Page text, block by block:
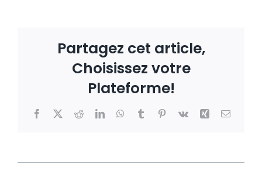
Partagez cet article,
Choisissez votre
Plateforme!
Facebook
X RedditLinkedInWhatsApp
TumblrPinterest
Vk Xing Email